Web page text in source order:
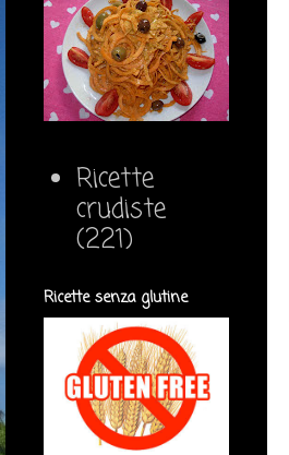
Ricette
crudiste
(221)
Ricette senza glutine